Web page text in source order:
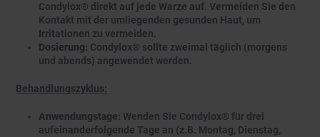
Condylox® direkt auf jede Warze auf. Vermeiden Sie den
Kontakt mit der umliegenden gesunden Haut, um
Irritationen zu vermeiden.
Dosierung: Condylox® sollte zweimal täglich (morgens
und abends) angewendet werden.
Behandlungszyklus:
Anwendungstage: Wenden Sie Condylox® für drei
aufeinanderfolgende Tage an (z.B. Montag, Dienstag,